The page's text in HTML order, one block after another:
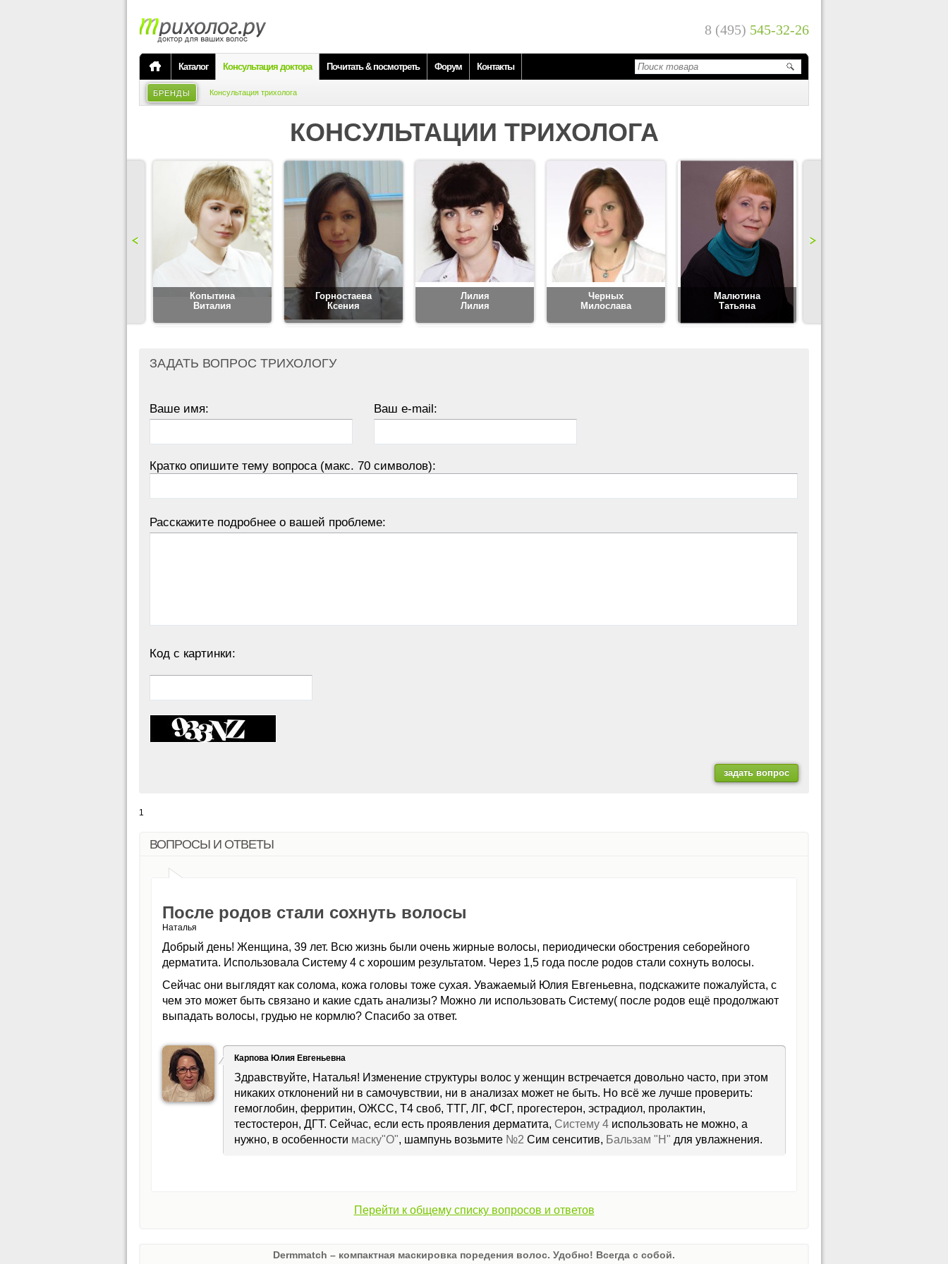
8 (495) 545-32-26
Каталог Консультация доктора Почитать & посмотреть Форум Контакты
БРЕНДЫ Консультация трихолога
КОНСУЛЬТАЦИИ ТРИХОЛОГА
Копытина
Виталия
Горностаева
Ксения
Лилия
Лилия
Черных
Милослава
Малютина
Татьяна
ЗАДАТЬ ВОПРОС ТРИХОЛОГУ
Ваше имя: Ваш e-mail:
Кратко опишите тему вопроса (макс. 70 символов):
Расскажите подробнее о вашей проблеме:
Код с картинки:
1
ВОПРОСЫ И ОТВЕТЫ
После родов стали сохнуть волосы
Наталья
Добрый день! Женщина, 39 лет. Всю жизнь были очень жирные волосы, периодически обострения себорейного
дерматита. Использовала Систему 4 с хорошим результатом. Через 1,5 года после родов стали сохнуть волосы.
Сейчас они выглядят как солома, кожа головы тоже сухая. Уважаемый Юлия Евгеньевна, подскажите пожалуйста, с
чем это может быть связано и какие сдать анализы? Можно ли использовать Систему( после родов ещё продолжают
выпадать волосы, грудью не кормлю? Спасибо за ответ.
Карпова Юлия Евгеньевна
Здравствуйте, Наталья! Изменение структуры волос у женщин встречается довольно часто, при этом
никаких отклонений ни в самочувствии, ни в анализах может не быть. Но всё же лучше проверить:
гемоглобин, ферритин, ОЖСС, Т4 своб, ТТГ, ЛГ, ФСГ, прогестерон, эстрадиол, пролактин,
тестостерон, ДГТ. Сейчас, если есть проявления дерматита, Систему 4 использовать не можно, а
нужно, в особенности маску"О", шампунь возьмите №2 Сим сенситив, Бальзам "Н" для увлажнения.
Перейти к общему списку вопросов и ответов
Dermmatch – компактная маскировка поредения волос. Удобно! Всегда с собой.